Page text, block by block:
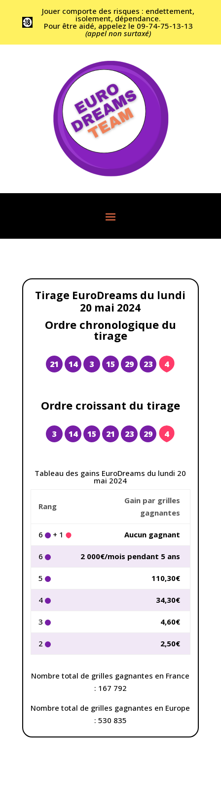
Jouer comporte des risques : endettement,
isolement, dépendance.
Pour être aidé, appelez le 09-74-75-13-13
(appel non surtaxé)
Tirage EuroDreams du lundi
20 mai 2024
Ordre chronologique du
tirage
21 14 3 15 29 23 4
Ordre croissant du tirage
3 14 15 21 23 29 4
Tableau des gains EuroDreams du lundi 20
mai 2024
Rang
Gain par grilles
gagnantes
6 + 1 Aucun gagnant
6 2 000€/mois pendant 5 ans
5 110,30€
4 34,30€
3 4,60€
2 2,50€
Nombre total de grilles gagnantes en France
: 167 792
Nombre total de grilles gagnantes en Europe
: 530 835